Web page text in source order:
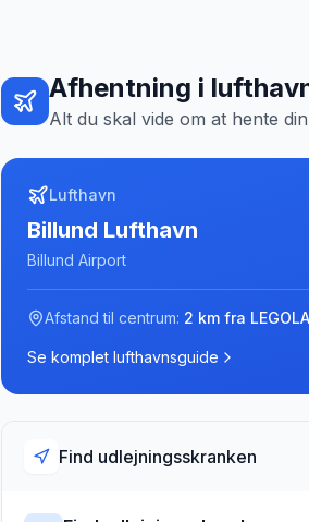
Afhentning i
Alt du skal vide om at hente
Lufthavn
Billund Lufthavn
Billund Airport
Afstand til centrum: 2 km fra
Se komplet lufthavnsguide
Find udlejningsskranken